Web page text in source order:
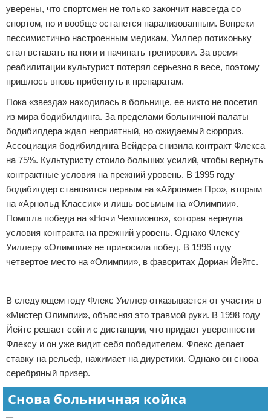
уверены, что спортсмен не только закончит навсегда со
спортом, но и вообще останется парализованным. Вопреки
пессимистично настроенным медикам, Уиллер потихоньку
стал вставать на ноги и начинать тренировки. За время
реабилитации культурист потерял серьезно в весе, поэтому
пришлось вновь прибегнуть к препаратам.
Пока «звезда» находилась в больнице, ее никто не посетил
из мира бодибилдинга. За пределами больничной палаты
бодибилдера ждал неприятный, но ожидаемый сюрприз.
Ассоциация бодибилдинга Вейдера снизила контракт Флекса
на 75%. Культуристу стоило больших усилий, чтобы вернуть
контрактные условия на прежний уровень. В 1995 году
бодибилдер становится первым на «Айронмен Про», вторым
на «Арнольд Классик» и лишь восьмым на «Олимпии».
Помогла победа на «Ночи Чемпионов», которая вернула
условия контракта на прежний уровень. Однако Флексу
Уиллеру «Олимпия» не приносила побед. В 1996 году
четвертое место на «Олимпии», в фаворитах Дориан Йейтс.
В следующем году Флекс Уиллер отказывается от участия в
«Мистер Олимпии», объясняя это травмой руки. В 1998 году
Йейтс решает сойти с дистанции, что придает уверенности
Флексу и он уже видит себя победителем. Флекс делает
ставку на рельеф, нажимает на диуретики. Однако он снова
серебряный призер.
Снова больничная койка